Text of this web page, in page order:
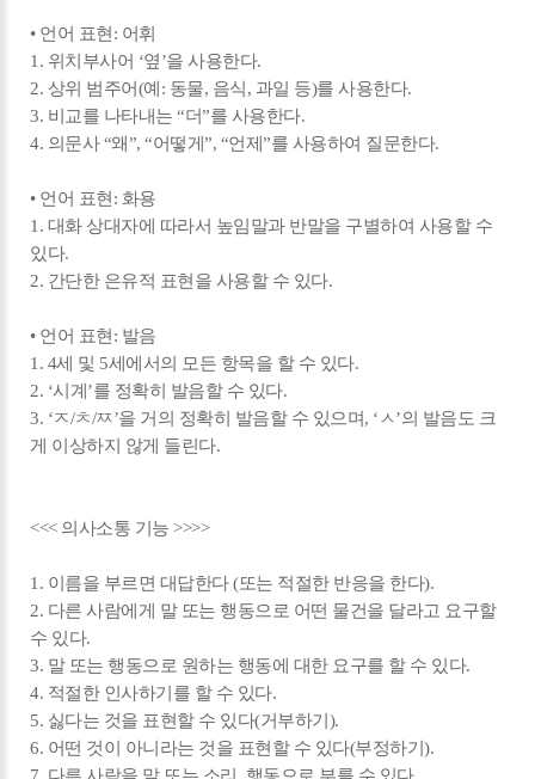
• 언어 표현: 어휘
1. 위치부사어 ‘옆’을 사용한다.
2. 상위 범주어(예: 동물, 음식, 과일 등)를 사용한다.
3. 비교를 나타내는 “더”를 사용한다.
4. 의문사 “왜”, “어떻게”, “언제”를 사용하여 질문한다.
• 언어 표현: 화용
1. 대화 상대자에 따라서 높임말과 반말을 구별하여 사용할 수
있다.
2. 간단한 은유적 표현을 사용할 수 있다.
• 언어 표현: 발음
1. 4세 및 5세에서의 모든 항목을 할 수 있다.
2. ‘시계’를 정확히 발음할 수 있다.
3. ‘ㅈ/ㅊ/ㅉ’을 거의 정확히 발음할 수 있으며, ‘ㅅ’의 발음도 크
게 이상하지 않게 들린다.
<<< 의사소통 기능 >>>>
1. 이름을 부르면 대답한다 (또는 적절한 반응을 한다).
2. 다른 사람에게 말 또는 행동으로 어떤 물건을 달라고 요구할
수 있다.
3. 말 또는 행동으로 원하는 행동에 대한 요구를 할 수 있다.
4. 적절한 인사하기를 할 수 있다.
5. 싫다는 것을 표현할 수 있다(거부하기).
6. 어떤 것이 아니라는 것을 표현할 수 있다(부정하기).